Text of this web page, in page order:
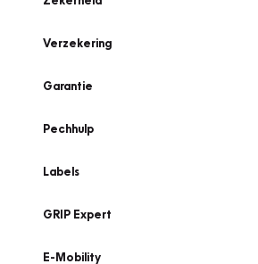
Verzekering
Garantie
Pechhulp
Labels
GRIP Expert
E-Mobility